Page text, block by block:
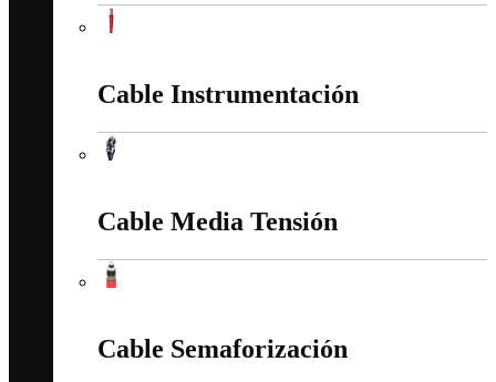
Cable Instrumentación
Cable Media Tensión
Cable Semaforización